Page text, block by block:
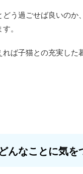
どう過ごせば良いのか
。
れば子猫との充実した
んなことに気を